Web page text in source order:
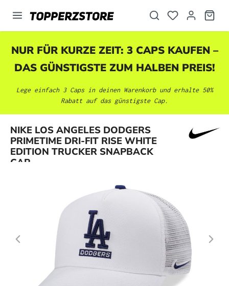
springen
NUR FÜR KURZE ZEIT: 3 CAPS KAUFEN –
DAS GÜNSTIGSTE ZUM HALBEN PREIS!
Lege einfach 3 Caps in deinen Warenkorb und erhalte 50%
Rabatt auf das günstigste Cap.
NIKE LOS ANGELES DODGERS
PRIMETIME DRI-FIT RISE WHITE
EDITION TRUCKER SNAPBACK
CAP
Bildergalerie überspringen